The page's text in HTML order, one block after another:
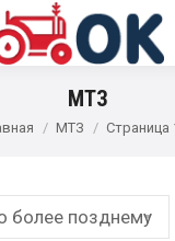
МТЗ
МТЗ Страница